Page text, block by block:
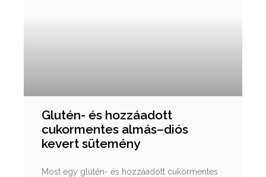
Glutén- és hozzáadott
cukormentes almás–diós
kevert sütemény
Most egy glutén- és hozzáadott cukormentes